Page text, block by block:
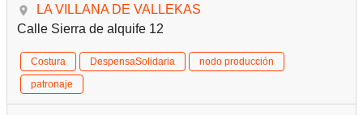
LA VILLANA DE VALLEKAS
Calle Sierra de alquife 12
Costura DespensaSolidaria
nodo producción
patronaje